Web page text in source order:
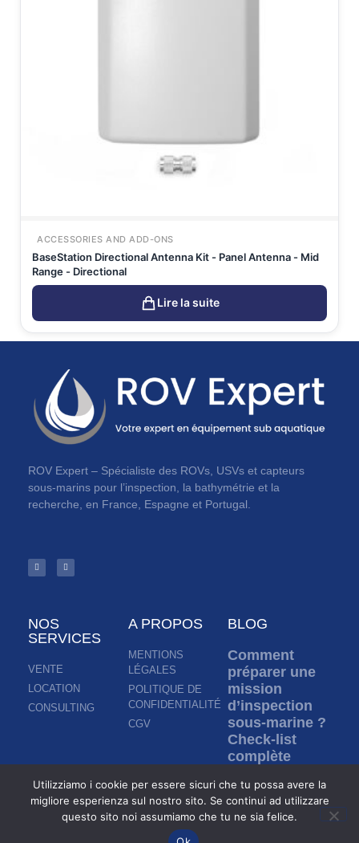
ACCESSORIES AND ADD-ONS
BaseStation Directional Antenna Kit - Panel Antenna - Mid
Range - Directional
Lire la suite
ROV Expert – Spécialiste des ROVs, USVs et capteurs
sous-marins pour l’inspection, la bathymétrie et la
recherche, en France, Espagne et Portugal.
NOS
SERVICES
VENTE
LOCATION
CONSULTING
A PROPOS
MENTIONS
LÉGALES
POLITIQUE DE
CONFIDENTIALITÉ
CGV
BLOG
Comment
préparer une
mission
d’inspection
sous-marine ?
Check-list
complète
à l’eau d’un
ROV
Utilizziamo i cookie per essere sicuri che tu possa avere la
migliore esperienza sul nostro sito. Se continui ad utilizzare
questo sito noi assumiamo che tu ne sia felice.